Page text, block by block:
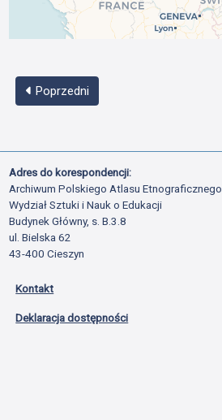
Poprzedni
Adres do korespondencji:
Archiwum Polskiego Atlasu Etnograficznego
Wydział Sztuki i Nauk o Edukacji
Budynek Główny, s. B.3.8
ul. Bielska 62
43-400 Cieszyn
Kontakt
Deklaracja dostępności